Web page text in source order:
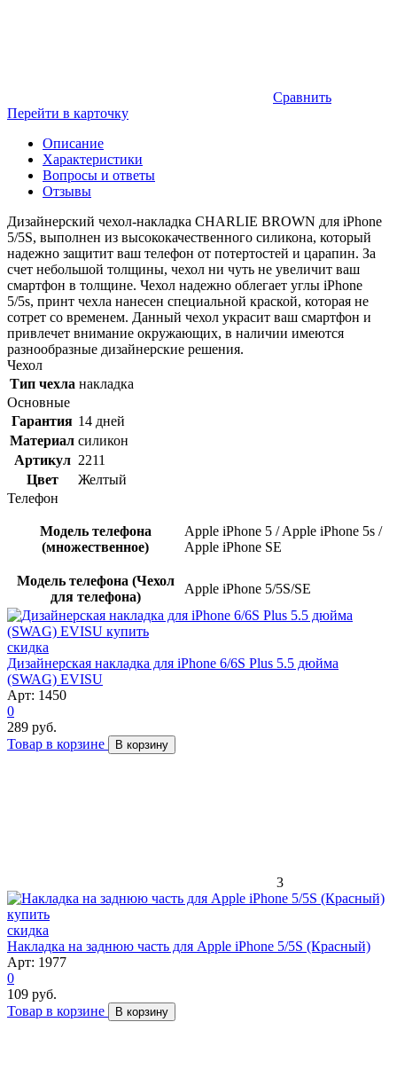
Сравнить
Перейти в карточку
Описание
Характеристики
Вопросы и ответы
Отзывы
Дизайнерский чехол-накладка CHARLIE BROWN для iPhone
5/5S, выполнен из высококачественного силикона, который
надежно защитит ваш телефон от потертостей и царапин. За
счет небольшой толщины, чехол ни чуть не увеличит ваш
смартфон в толщине. Чехол надежно облегает углы iPhone
5/5s, принт чехла нанесен специальной краской, которая не
сотрет со временем. Данный чехол украсит ваш смартфон и
привлечет внимание окружающих, в наличии имеются
разнообразные дизайнерские решения.
Чехол
Тип чехла накладка
Основные
Гарантия 14 дней
Материал силикон
Артикул 2211
Цвет
Желтый
Телефон
Модель телефона
(множественное)
Apple iPhone 5 / Apple iPhone 5s /
Apple iPhone SE
Модель телефона (Чехол
для телефона)
Apple iPhone 5/5S/SE
скидка
Дизайнерская накладка для iPhone 6/6S Plus 5.5 дюйма
(SWAG) EVISU
Арт: 1450
0
289 руб.
Товар в корзине
В корзину
3
скидка
Накладка на заднюю часть для Apple iPhone 5/5S (Красный)
Арт: 1977
0
109 руб.
Товар в корзине
В корзину